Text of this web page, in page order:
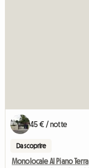
45 € / notte
Da scoprire
Monolocale Al Piano Terra